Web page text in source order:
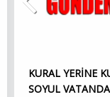
KURAL YERİNE
SOYUL